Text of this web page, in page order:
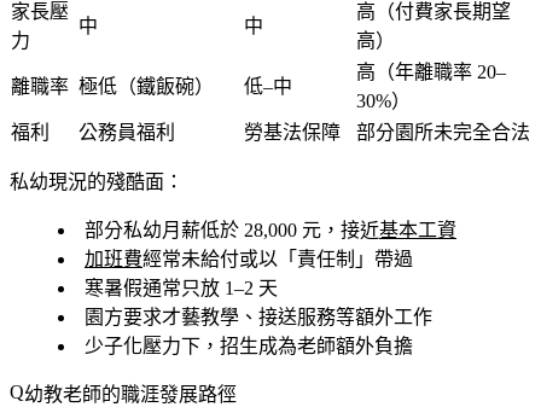
家長壓
力
中 中
高（付費家長期望
高）
離職率 極低（鐵飯碗） 低–中
高（年離職率 20–
30%）
福利
公務員福利 勞基法保障 部分園所未完全合法
私幼現況的殘酷面：
部分私幼月薪低於 28,000 元，接近基本工資
加班費經常未給付或以「責任制」帶過
寒暑假通常只放 1–2 天
園方要求才藝教學、接送服務等額外工作
少子化壓力下，招生成為老師額外負擔
幼教老師的職涯發展路徑